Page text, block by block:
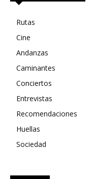
Rutas
Cine
Andanzas
Caminantes
Conciertos
Entrevistas
Recomendaciones
Huellas
Sociedad